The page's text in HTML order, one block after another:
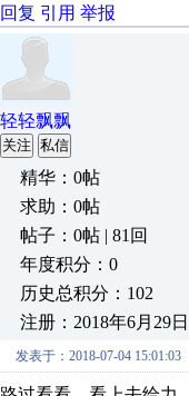
回复 引用 举报
轻轻飘飘
关注 私信
精华：0帖
求助：0帖
帖子：0帖 | 81回
年度积分：0
历史总积分：102
注册：2018年6月29日
发表于：2018-07-04 15:01:03